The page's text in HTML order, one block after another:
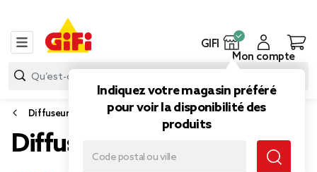
GIFI
Indiquez votre magasin préféré
pour voir la disponibilité des
produits
Mon compte
Diffuseur d’huiles essentielles
Diffuseur de parfum